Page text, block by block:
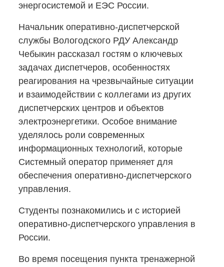
энергосистемой и ЕЭС России.
Начальник оперативно-диспетчерской
службы Вологодского РДУ Александр
Чебыкин рассказал гостям о ключевых
задачах диспетчеров, особенностях
реагирования на чрезвычайные ситуации
и взаимодействии с коллегами из других
диспетчерских центров и объектов
электроэнергетики. Особое внимание
уделялось роли современных
информационных технологий, которые
Системный оператор применяет для
обеспечения оперативно-диспетчерского
управления.
Студенты познакомились и с историей
оперативно-диспетчерского управления в
России.
Во время посещения пункта тренажерной